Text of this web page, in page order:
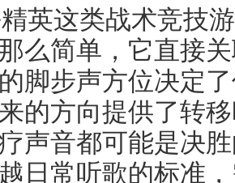
英这类战术竞技
么简单，它直接
脚步声方位决定
的方向提供了转
声音都可能是决
日常听歌的标准